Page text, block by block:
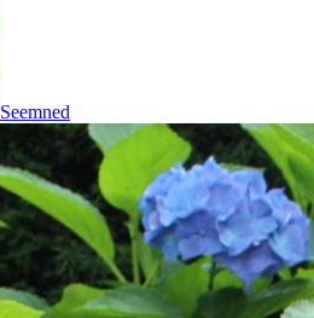
Seemned